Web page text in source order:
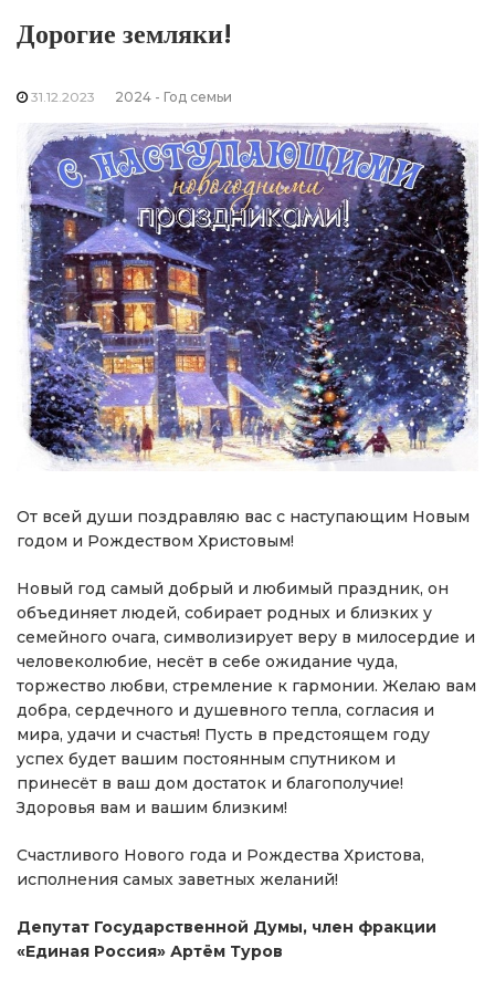
Дорогие земляки!
31.12.2023 2024 - Год семьи
От всей души поздравляю вас с наступающим Новым
годом и Рождеством Христовым!​
Новый год самый добрый и любимый праздник, он
объединяет людей, собирает родных и близких у
семейного очага, символизирует веру в милосердие и
человеколюбие, несёт в себе ожидание чуда,
торжество любви, стремление к гармонии.​ Желаю вам
добра, сердечного и душевного тепла, согласия и
мира, удачи и счастья! Пусть в предстоящем году
успех будет вашим постоянным спутником и
принесёт в ваш дом достаток и благополучие!
Здоровья вам и вашим близким!
Счастливого Нового года и Рождества Христова,
исполнения самых заветных желаний!
Депутат Государственной Думы, член фракции
«Единая Россия» Артём Туров